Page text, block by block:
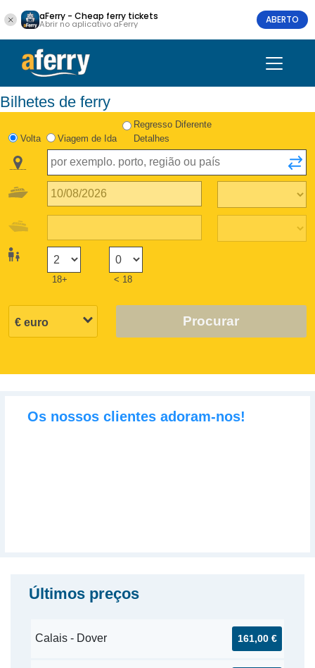
aFerry - Cheap ferry tickets
Abrir no aplicativo aFerry ABERTO
Bilhetes de ferry
Volta Viagem de Ida
Regresso Diferente
Detalhes
18+ < 18
Procurar
Os nossos clientes adoram-nos!
Últimos preços
Calais - Dover 161,00 €